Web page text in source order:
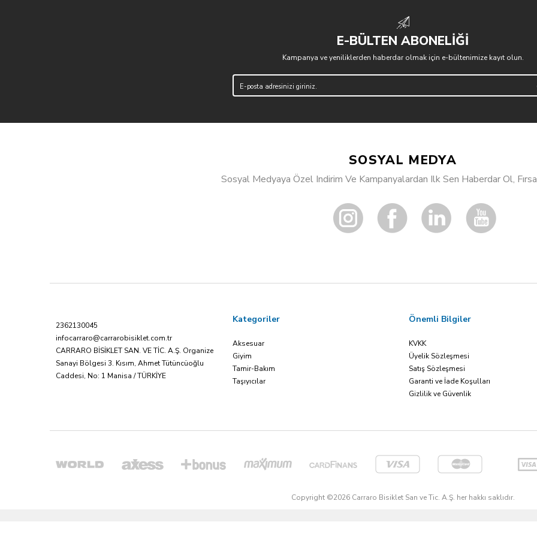
E-BÜLTEN ABONELİĞİ
Kampanya ve yeniliklerden haberdar olmak için e-bültenimize kayıt olun.
SOSYAL MEDYA
Sosyal Medyaya Özel Indirim Ve Kampanyalardan Ilk Sen Haberdar Ol,
2362130045
infocarraro@carrarobisiklet.com.tr
CARRARO BİSİKLET SAN. VE TİC. A.Ş. Organize
Sanayi Bölgesi 3. Kısım, Ahmet Tütüncüoğlu
Caddesi, No: 1 Manisa / TÜRKİYE
Kategoriler
Aksesuar
Giyim
Tamir-Bakım
Taşıyıcılar
Önemli Bilgiler
KVKK
Üyelik Sözleşmesi
Satış Sözleşmesi
Garanti ve İade Koşulları
Gizlilik ve Güvenlik
Copyright ©2026 Carraro Bisiklet San ve Tic. A.Ş. her hakkı saklıdır.